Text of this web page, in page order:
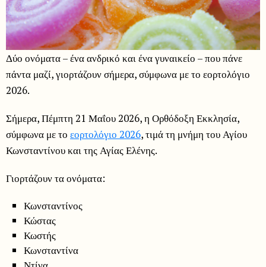
Δύο ονόματα – ένα ανδρικό και ένα γυναικείο – που πάνε
πάντα μαζί, γιορτάζουν σήμερα, σύμφωνα με το εορτολόγιο
2026.
Σήμερα, Πέμπτη 21 Μαΐου 2026, η Ορθόδοξη Εκκλησία,
σύμφωνα με το εορτολόγιο 2026, τιμά τη μνήμη του Αγίου
Κωνσταντίνου και της Αγίας Ελένης.
Γιορτάζουν τα ονόματα:
Κωνσταντίνος
Κώστας
Κωστής
Κωνσταντίνα